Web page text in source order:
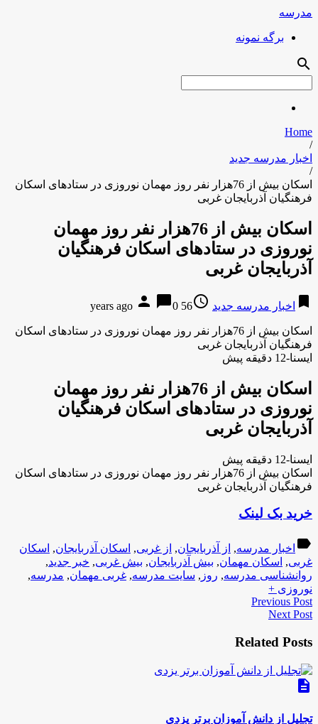
مدرسه
برگه نمونه
search
Home
/
اخبار مدرسه جدید
/
اسکان بیش از 76هزار نفر روز مهمان نوروزی در ستادهای اسکان
فرهنگیان آذربایجان غربی
اسکان بیش از 76هزار نفر روز مهمان
نوروزی در ستادهای اسکان فرهنگیان
آذربایجان غربی
bookmark اخبار مدرسه جدید access_time
56 years ago
person chat_bubble0
اسکان بیش از 76هزار نفر روز مهمان نوروزی در ستادهای اسکان
فرهنگیان آذربایجان غربی
ایسنا-12 دقیقه پیش
اسکان بیش از 76هزار نفر روز مهمان
نوروزی در ستادهای اسکان فرهنگیان
آذربایجان غربی
ایسنا-12 دقیقه پیش
اسکان بیش از 76هزار نفر روز مهمان نوروزی در ستادهای اسکان
فرهنگیان آذربایجان غربی
خرید بک لینک
label اخبار مدرسه, از آذربایجان, از غربی, اسکان آذربایجان, اسکان
غربی, اسکان مهمان, بیش آذربایجان, بیش غربی, خبر جدید,
روانشناسی مدرسه, روز , سایت مدرسه, غربی مهمان, مدرسه,
نوروزی +
Previous Post
Next Post
Related Posts
description
تجلیل از دانش آموزان برتر یزدی